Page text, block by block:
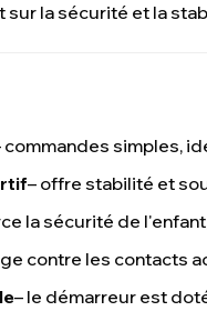
sur la sécurité et la
commandes simples,
– offre stabilité et
la sécurité de
contre les contacts
– le démarreur est